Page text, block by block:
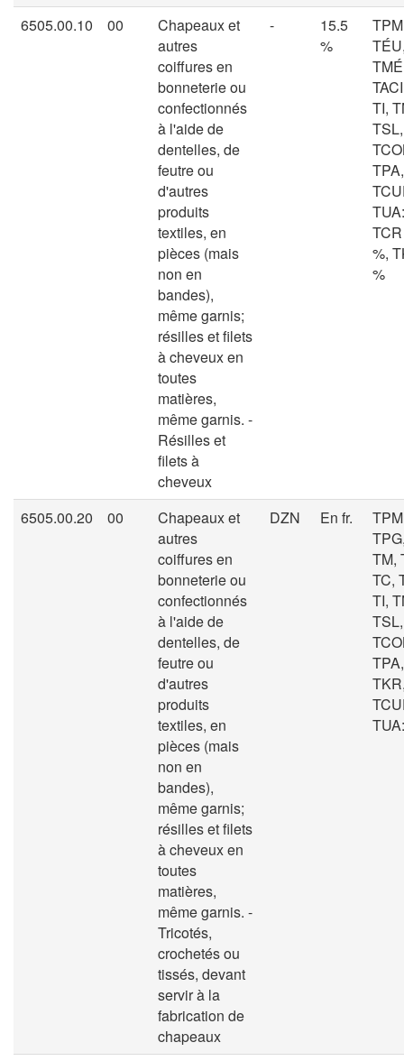
6505.00.10
00
Chapeaux et
autres
coiffures en
bonneterie ou
confectionnés
à l'aide de
dentelles, de
feutre ou
d'autres
produits
textiles, en
pièces (mais
non en
bandes),
même garnis;
résilles et filets
à cheveux en
toutes
matières,
même garnis. -
Résilles et
filets à
cheveux
-
15.5
%
TI,
%,
%
6505.00.20 00
Chapeaux et
autres
coiffures en
bonneterie ou
confectionnés
à l'aide de
dentelles, de
feutre ou
d'autres
produits
textiles, en
pièces (mais
non en
bandes),
même garnis;
résilles et filets
à cheveux en
toutes
matières,
même garnis. -
Tricotés,
crochetés ou
tissés, devant
servir à la
fabrication de
chapeaux
DZN En fr.
TM,
TC,
TI,